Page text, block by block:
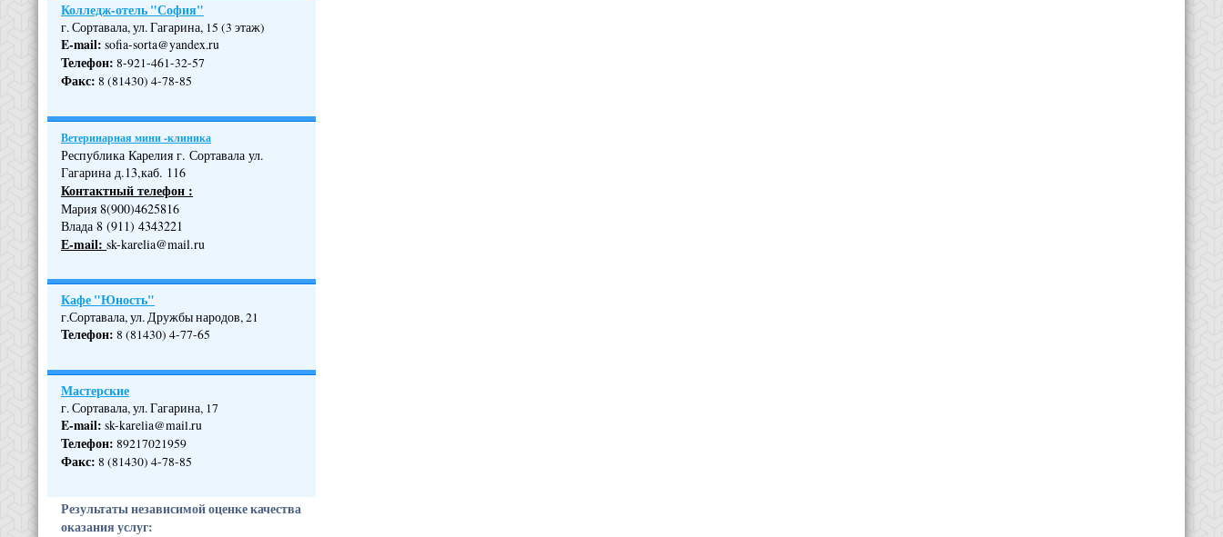
Колледж-отель "София"
г. Сортавала, ул. Гагарина, 15 (3 этаж)
E-mail: sofia-sorta@yandex.ru
Телефон: 8-921-461-32-57
Факс: 8 (81430) 4-78-85
Ветеринарная мини -клиника
Республика Карелия г. Сортавала ул.
Гагарина д.13,каб. 116
Контактный телефон :
Мария 8(900)4625816
Влада 8 (911) 4343221
Е-mail: sk-karelia@mail.ru
Кафе "Юность"
г.Сортавала, ул. Дружбы народов, 21
Телефон: 8 (81430) 4-77-65
Мастерские
г. Сортавала, ул. Гагарина, 17
E-mail: sk-karelia@mail.ru
Телефон: 89217021959
Факс: 8 (81430) 4-78-85
Результаты независимой оценке качества
оказания услуг: